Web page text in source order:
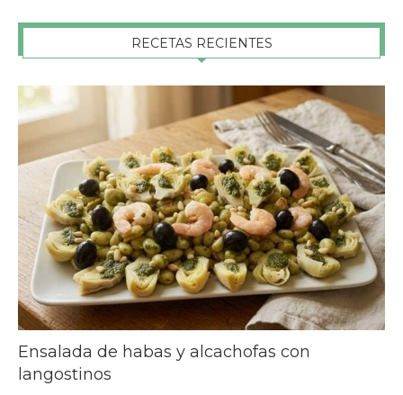
RECETAS RECIENTES
Ensalada de habas y alcachofas con
langostinos